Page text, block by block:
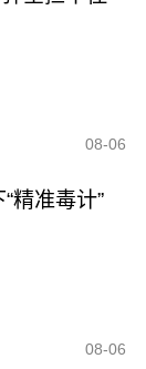
08-06
精准毒计”
08-06